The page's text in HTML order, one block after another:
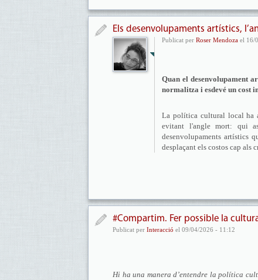
Els desenvolupaments artístics,
Publicat per Roser Mendoza el 16/
Quan el desenvolupament
normalitza i esdevé un cost
La política cultural local ha
evitant l'angle mort: qui
desenvolupaments artístics
desplaçant els costos cap als
#Compartim. Fer possible la
Publicat per Interacció el 09/04/2026 - 11:12
Hi ha una manera d’entendre la política